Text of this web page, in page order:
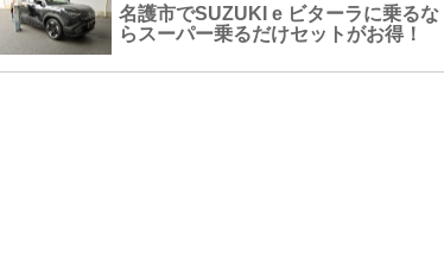
名護市でSUZUKI e ビターラに乗るな
らスーパー乗るだけセットがお得！